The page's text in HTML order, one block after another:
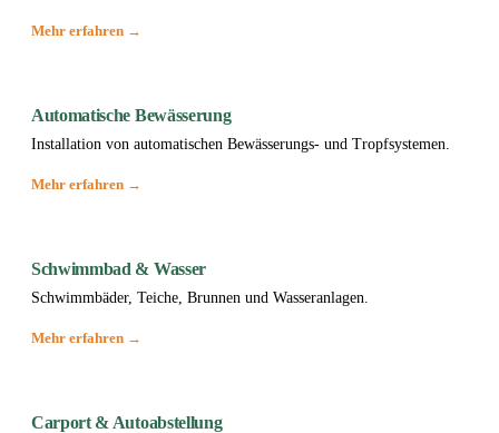
Mehr erfahren →
Automatische Bewässerung
Installation von automatischen Bewässerungs- und Tropfsystemen.
Mehr erfahren →
Schwimmbad & Wasser
Schwimmbäder, Teiche, Brunnen und Wasseranlagen.
Mehr erfahren →
Carport & Autoabstellung